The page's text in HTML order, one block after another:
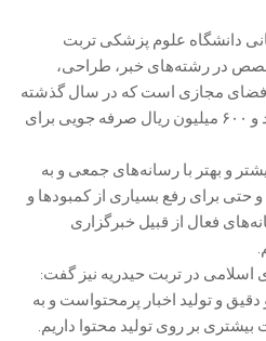
دانشگاه علوم پزشکی تربت
نیروی متخصص در رشته‌های خبر، طراحی،
و فضای مجازی است که در سال گذشته
با تولیدات خود ۹۰۰ تا یک میلیارد و ۶۰۰ میلیون ریال صرفه جویی برای
و بهتر با رسانه‌های جمعی و به
برای رفع بسیاری از کمبودها و
فعال از قبیل خبرگزاری
در تربت حیدریه نیز گفت:
و تولید اخبار پرمحتواست و به
بر روی تولید محتوا داریم.